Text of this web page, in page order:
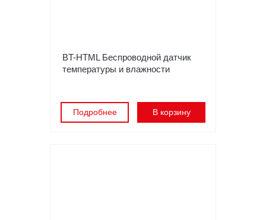
BT-HTML Беспроводной датчик
температуры и влажности
Подробнее В корзину